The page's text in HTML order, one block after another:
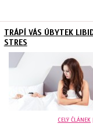
TRÁPÍ VÁS ÚBYTEK
STRES
CELÝ ČLÁNEK